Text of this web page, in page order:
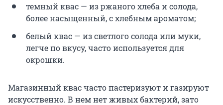
темный квас — из ржаного хлеба и солода,
более насыщенный, с хлебным ароматом;
белый квас — из светлого солода или муки,
легче по вкусу, часто используется для
окрошки.
Магазинный квас часто пастеризуют и газируют
искусственно. В нем нет живых бактерий, зато